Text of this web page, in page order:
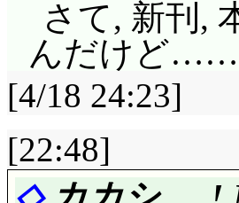
さて, 今回
なあ。美紀
「ラブリー
もありませ
す。
ああ, 2年
さて, 新刊,
んだけど……
[4/18 24:23]
[22:48]